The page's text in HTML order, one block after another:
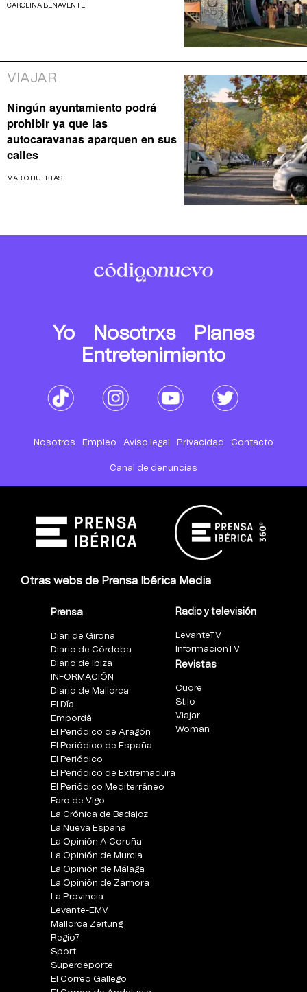
CAROLINA BENAVENTE
VIAJAR
Ningún ayuntamiento podrá
prohibir ya que las
autocaravanas aparquen en sus
calles
MARIO HUERTAS
Yo Nosotrxs
Planes
Entretenimiento
Nosotros Empleo Aviso legal Privacidad Contacto
Canal de denuncias
Otras webs de Prensa Ibérica Media
Prensa
Diari de Girona
Diario de Córdoba
Diario de Ibiza
INFORMACIÓN
Diario de Mallorca
El Día
Empordà
El Periódico de Aragón
El Periódico de España
El Periódico
El Periódico de Extremadura
El Periódico Mediterráneo
Faro de Vigo
La Crónica de Badajoz
La Nueva España
La Opinión A Coruña
La Opinión de Murcia
La Opinión de Málaga
La Opinión de Zamora
La Provincia
Levante-EMV
Mallorca Zeitung
Regio7
Sport
Superdeporte
El Correo Gallego
Radio y televisión
LevanteTV
InformacionTV
Revistas
Cuore
Stilo
Viajar
Woman